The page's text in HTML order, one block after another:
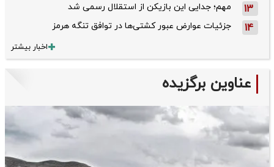
13 مهم؛ جدایی این بازیکن از استقلال رسمی شد
14 جزئیات عوارض عبور کشتی‌ها در توافق تنگه هرمز
اخبار بیشتر
عناوین برگزیده